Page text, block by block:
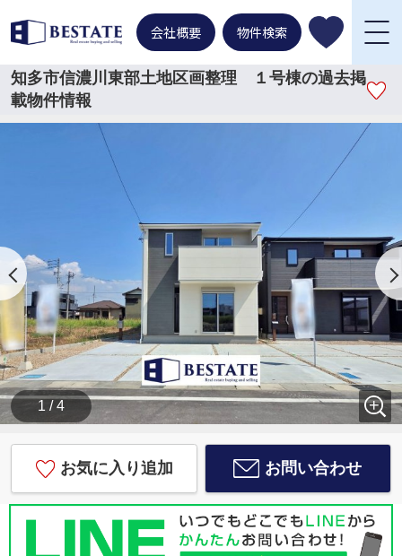
会社概要 物件検索
知多市信濃川東部土地区画整理 １号棟の過去掲
載物件情報
1 / 4
お気に入り追加 お問い合わせ